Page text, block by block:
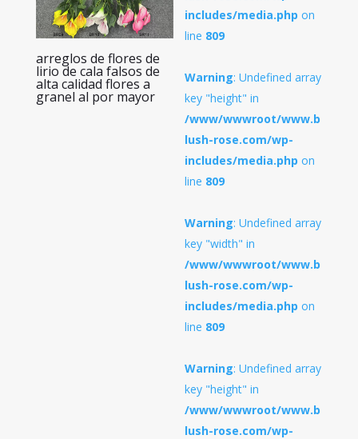
arreglos de flores de
lirio de cala falsos de
alta calidad flores a
granel al por mayor
includes/media.php on
line 809
Warning: Undefined array
key "height" in
/www/wwwroot/www.b
lush-rose.com/wp-
includes/media.php on
line 809
Warning: Undefined array
key "width" in
/www/wwwroot/www.b
lush-rose.com/wp-
includes/media.php on
line 809
Warning: Undefined array
key "height" in
/www/wwwroot/www.b
lush-rose.com/wp-